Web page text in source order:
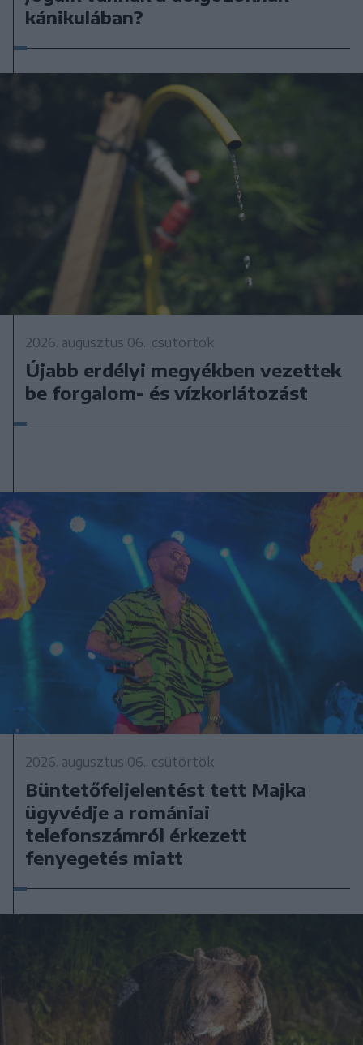
kánikulában?
2026. augusztus 06., csütörtök
Újabb erdélyi megyékben vezettek
be forgalom- és vízkorlátozást
2026. augusztus 06., csütörtök
Büntetőfeljelentést tett Majka
ügyvédje a romániai
telefonszámról érkezett
fenyegetés miatt